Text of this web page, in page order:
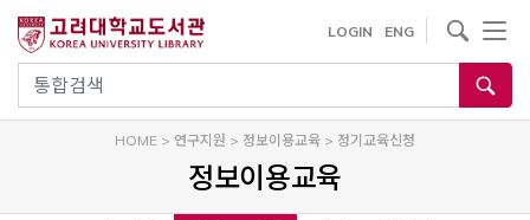
통합검색
LOGIN ENG
사이트내 검색
HOME > 연구지원 > 정보이용교육 > 정기교육신청
정보이용교육